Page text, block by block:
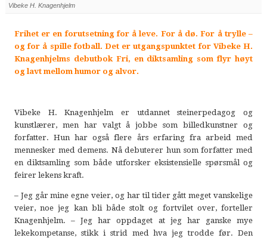
Vibeke H. Knagenhjelm
Frihet er en forutsetning for å leve. For å dø. For å trylle –
og for å spille fotball. Det er utgangspunktet for Vibeke H.
Knagenhjelms debutbok Fri, en diktsamling som flyr høyt
og lavt mellom humor og alvor.
Vibeke H. Knagenhjelm er utdannet steinerpedagog og
kunstlærer, men har valgt å jobbe som billedkunstner og
forfatter. Hun har også flere års erfaring fra arbeid med
mennesker med demens. Nå debuterer hun som forfatter med
en diktsamling som både utforsker eksistensielle spørsmål og
feirer lekens kraft.
– Jeg går mine egne veier, og har til tider gått meget vanskelige
veier, noe jeg kan bli både stolt og fortvilet over, forteller
Knagenhjelm. – Jeg har oppdaget at jeg har ganske mye
lekekompetanse, stikk i strid med hva jeg trodde før. Den